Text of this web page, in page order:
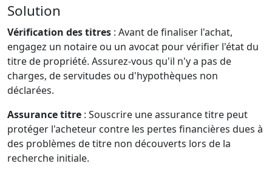
Solution
Vérification des titres : Avant de finaliser l'achat,
engagez un notaire ou un avocat pour vérifier l'état du
titre de propriété. Assurez-vous qu'il n'y a pas de
charges, de servitudes ou d'hypothèques non
déclarées.
Assurance titre : Souscrire une assurance titre peut
protéger l'acheteur contre les pertes financières dues à
des problèmes de titre non découverts lors de la
recherche initiale.